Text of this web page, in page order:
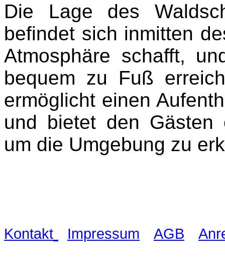
Die Lage des
befindet sich inmitten
Atmosphäre schafft,
bequem zu Fuß
ermöglicht einen
und bietet den Gästen
um die Umgebung zu
Kontakt Impressum AGB